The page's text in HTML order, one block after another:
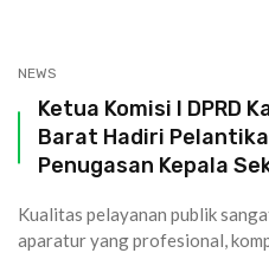
NEWS
Ketua Komisi I DPRD
Barat Hadiri
Penugasan Kepala
Kualitas pelayanan publik
aparatur yang profesional,